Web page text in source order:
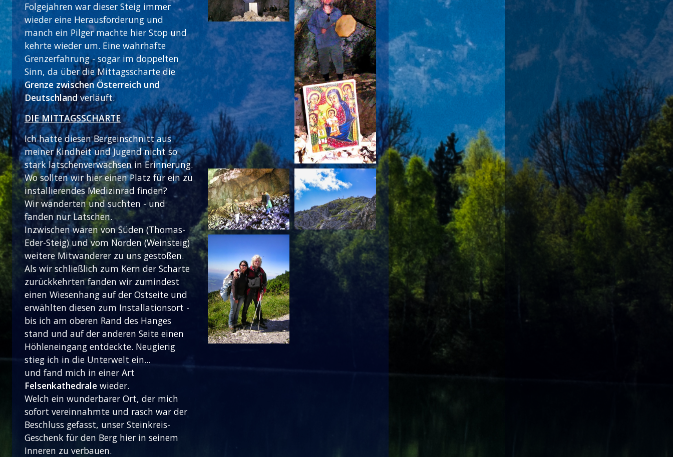
Folgejahren war dieser Steig immer
wieder eine Herausforderung und
manch ein Pilger machte hier Stop und
kehrte wieder um. Eine wahrhafte
Grenzerfahrung - sogar im doppelten
Sinn, da über die Mittagsscharte die
Grenze zwischen Österreich und
Deutschlandverläuft.
DIE MITTAGSSCHARTE
Ich hatte diesen Bergeinschnitt aus
meiner Kindheit und Jugend nicht so
stark latschenverwachsen in Erinnerung.
Wo sollten wir hier einen Platz für ein zu
installierendes Medizinrad finden?
Wir wanderten und suchten - und
fanden nur Latschen.
Inzwischen waren von Süden (Thomas-
Eder-Steig) und vom Norden (Weinsteig)
weitere Mitwanderer zu uns gestoßen.
Als wir schließlich zum Kern der Scharte
zurückkehrten fanden wir zumindest
einen Wiesenhang auf der Ostseite und
erwählten diesen zum Installationsort -
bis ich am oberen Rand des Hanges
stand und auf der anderen Seite einen
Höhleneingang entdeckte. Neugierig
stieg ich in die Unterwelt ein...
und fand mich in einer Art
Felsenkathedrale wieder.
Welch ein wunderbarer Ort, der mich
sofort vereinnahmte und rasch war der
Beschluss gefasst, unser Steinkreis-
Geschenk für den Berg hier in seinem
Inneren zu verbauen.